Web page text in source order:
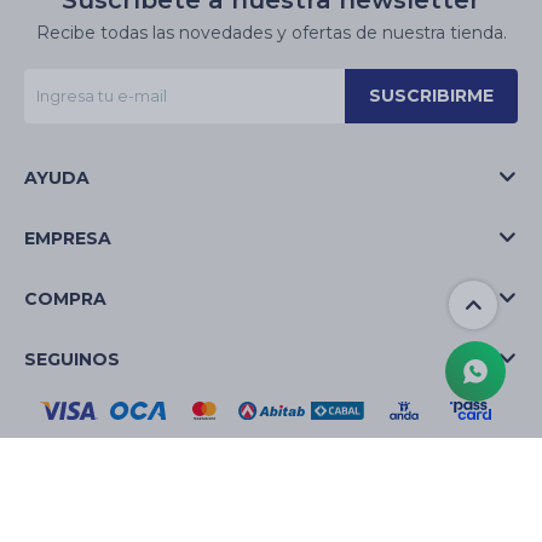
Recibe todas las novedades y ofertas de nuestra tienda.
SUSCRIBIRME
AYUDA
EMPRESA
COMPRA
SEGUINOS